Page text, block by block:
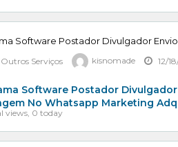
Software Postador Divulgador
Outros Serviços kisnomade 12/
Software Postador
No Whatsapp Marketing
views, 0 today